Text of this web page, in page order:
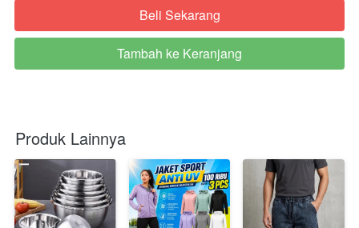
`Beli Sekarang
`
Tambah ke Keranjang
Produk Lainnya